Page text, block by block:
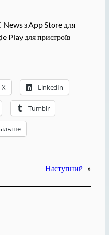
News з App Store для
Play для пристроїв
X LinkedIn
Tumblr
Наступний »